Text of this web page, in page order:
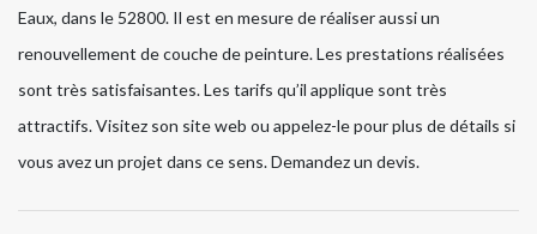
Eaux, dans le 52800. Il est en mesure de réaliser aussi un
renouvellement de couche de peinture. Les prestations réalisées
sont très satisfaisantes. Les tarifs qu’il applique sont très
attractifs. Visitez son site web ou appelez-le pour plus de détails si
vous avez un projet dans ce sens. Demandez un devis.